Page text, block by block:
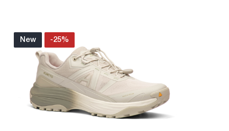
New -25%